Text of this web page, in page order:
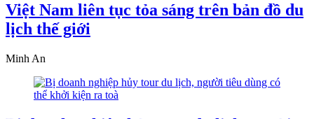
Việt Nam liên tục tỏa sáng trên bản đồ du
lịch thế giới
Minh An